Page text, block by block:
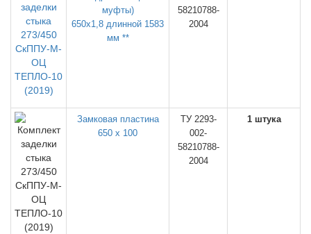
муфты)
650х1,8 длинной 1583
мм **
58210788-
2004
Замковая пластина
650 х 100
ТУ 2293-
002-
58210788-
2004
1 штука